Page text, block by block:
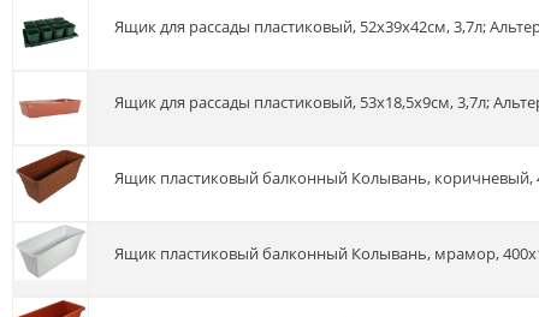
Ящик для рассады пластиковый, 52х39х42см, 3,7л;
Ящик для рассады пластиковый, 53х18,5х9см, 3,7л;
Ящик пластиковый балконный Колывань, коричневый,
Ящик пластиковый балконный Колывань, мрамор,